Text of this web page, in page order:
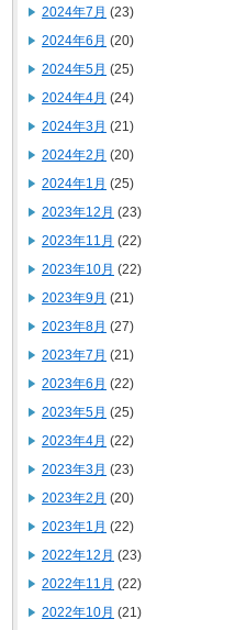
2024年7月 (23)
2024年6月 (20)
2024年5月 (25)
2024年4月 (24)
2024年3月 (21)
2024年2月 (20)
2024年1月 (25)
2023年12月 (23)
2023年11月 (22)
2023年10月 (22)
2023年9月 (21)
2023年8月 (27)
2023年7月 (21)
2023年6月 (22)
2023年5月 (25)
2023年4月 (22)
2023年3月 (23)
2023年2月 (20)
2023年1月 (22)
2022年12月 (23)
2022年11月 (22)
2022年10月 (21)